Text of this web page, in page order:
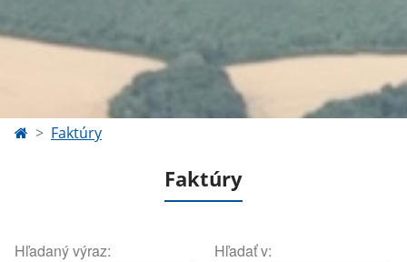
Faktúry
Faktúry
Hľadaný výraz: Hľadať v: